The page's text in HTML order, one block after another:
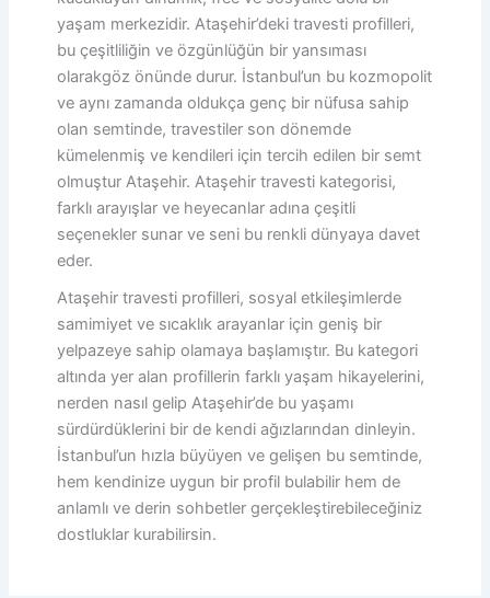
yaşam merkezidir. Ataşehir’deki travesti profilleri,
bu çeşitliliğin ve özgünlüğün bir yansıması
olarakgöz önünde durur. İstanbul’un bu kozmopolit
ve aynı zamanda oldukça genç bir nüfusa sahip
olan semtinde, travestiler son dönemde
kümelenmiş ve kendileri için tercih edilen bir semt
olmuştur Ataşehir. Ataşehir travesti kategorisi,
farklı arayışlar ve heyecanlar adına çeşitli
seçenekler sunar ve seni bu renkli dünyaya davet
eder.
Ataşehir travesti profilleri, sosyal etkileşimlerde
samimiyet ve sıcaklık arayanlar için geniş bir
yelpazeye sahip olamaya başlamıştır. Bu kategori
altında yer alan profillerin farklı yaşam hikayelerini,
nerden nasıl gelip Ataşehir’de bu yaşamı
sürdürdüklerini bir de kendi ağızlarından dinleyin.
İstanbul’un hızla büyüyen ve gelişen bu semtinde,
hem kendinize uygun bir profil bulabilir hem de
anlamlı ve derin sohbetler gerçekleştirebileceğiniz
dostluklar kurabilirsin.